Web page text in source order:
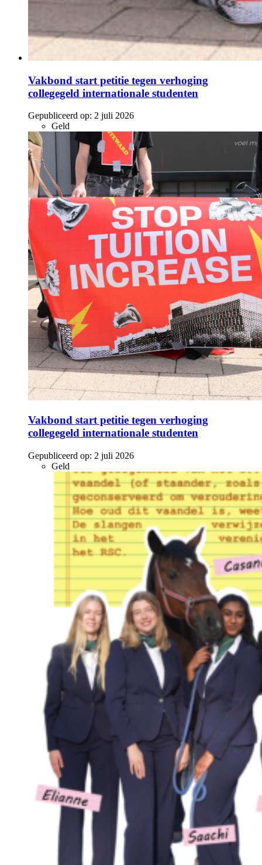
Vakbond start petitie tegen verhoging
collegegeld internationale studenten
Gepubliceerd op: 2 juli 2026
Geld
Vakbond start petitie tegen verhoging
collegegeld internationale studenten
Gepubliceerd op: 2 juli 2026
Geld